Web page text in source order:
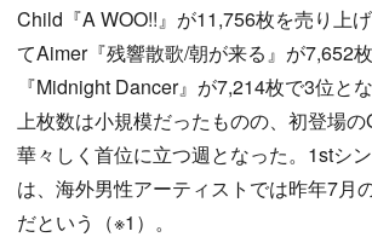
Child『A WOO!!』が11,756枚を売り上
てAimer『残響散歌/朝が来る』が7,652
『Midnight Dancer』が7,214枚で3位と
上枚数は小規模だったものの、初登場
華々しく首位に立つ週となった。1stシ
は、海外男性アーティストでは昨年7月
だという（※1）。